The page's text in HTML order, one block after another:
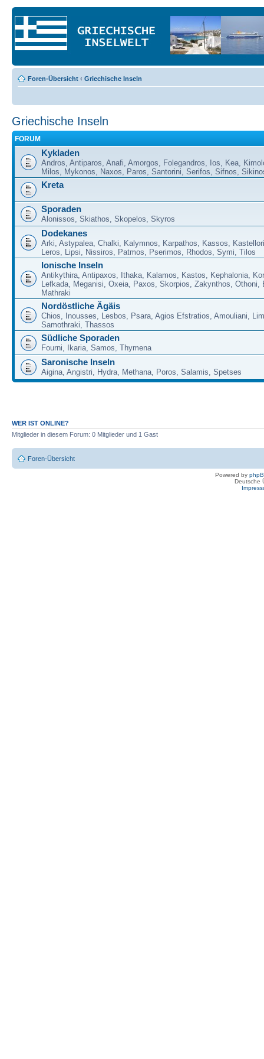
Foren-Übersicht ‹ Griechische Inseln
Griechische Inseln
FORUM
Kykladen
Andros, Antiparos, Anafi, Amorgos, Folegandros, Ios, Kea,
Milos, Mykonos, Naxos, Paros, Santorini, Serifos, Sifnos,
Kreta
Sporaden
Alonissos, Skiathos, Skopelos, Skyros
Dodekanes
Arki, Astypalea, Chalki, Kalymnos, Karpathos, Kassos,
Leros, Lipsi, Nissiros, Patmos, Pserimos, Rhodos, Symi, Tilos
Ionische Inseln
Antikythira, Antipaxos, Ithaka, Kalamos, Kastos, Kephalonia,
Lefkada, Meganisi, Oxeia, Paxos, Skorpios, Zakynthos, Othoni,
Mathraki
Nordöstliche Ägäis
Chios, Inousses, Lesbos, Psara, Agios Efstratios, Amouliani,
Samothraki, Thassos
Südliche Sporaden
Fourni, Ikaria, Samos, Thymena
Saronische Inseln
Aigina, Angistri, Hydra, Methana, Poros, Salamis, Spetses
WER IST ONLINE?
Mitglieder in diesem Forum: 0 Mitglieder und 1 Gast
Foren-Übersicht
Powered by
Deutsche